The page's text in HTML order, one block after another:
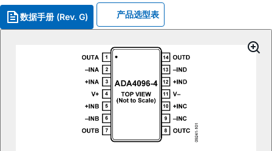
数据手册 (Rev. G) 产品选型表